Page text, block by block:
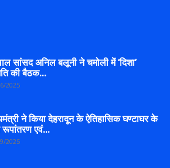
सांसद अनिल बलूनी ने चमोली में ‘दिशा’
की बैठक...
2025
ने किया देहरादून के ऐतिहासिक घण्टाघर के
रूपांतरण एवं...
2025